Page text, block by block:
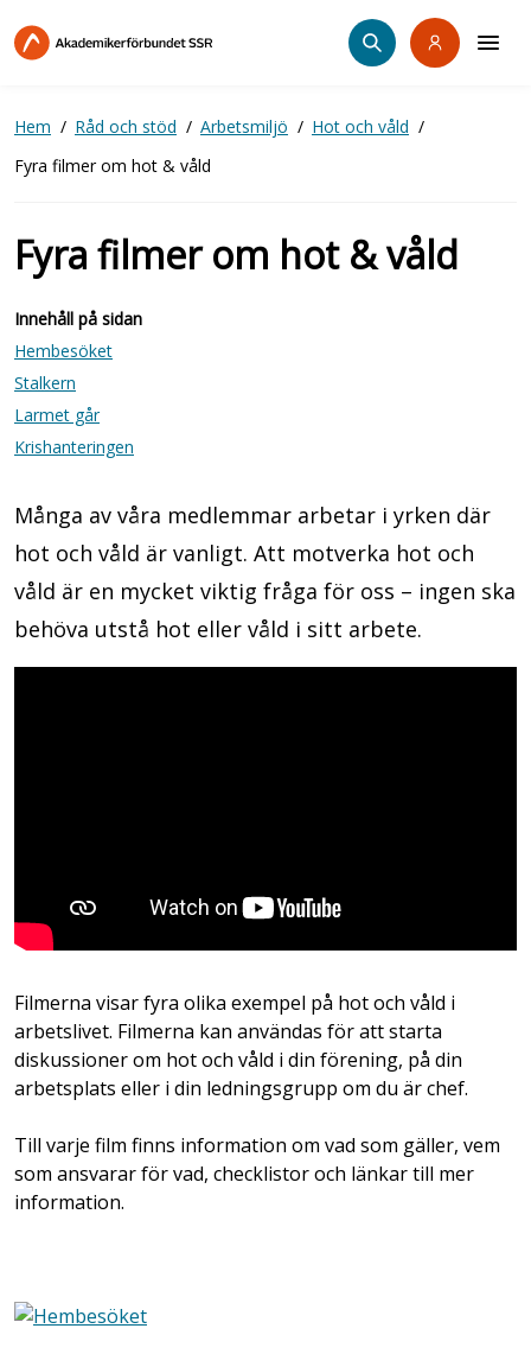
till
Hem Råd och stöd Arbetsmiljö
Hot och våld
Fyra filmer om hot & våld
Fyra filmer om hot & våld
Innehåll på sidan
Hembesöket
Stalkern
Larmet går
Krishanteringen
Många av våra medlemmar arbetar i yrken där
hot och våld är vanligt. Att motverka hot och
våld är en mycket viktig fråga för oss – ingen ska
behöva utstå hot eller våld i sitt arbete.
Filmerna visar fyra olika exempel på hot och våld i
arbetslivet. Filmerna kan användas för att starta
diskussioner om hot och våld i din förening, på din
arbetsplats eller i din ledningsgrupp om du är chef.
Till varje film finns information om vad som gäller, vem
som ansvarar för vad, checklistor och länkar till mer
information.